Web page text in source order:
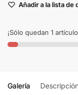
Añadir a la lista de
¡Sólo quedan 1
Galería